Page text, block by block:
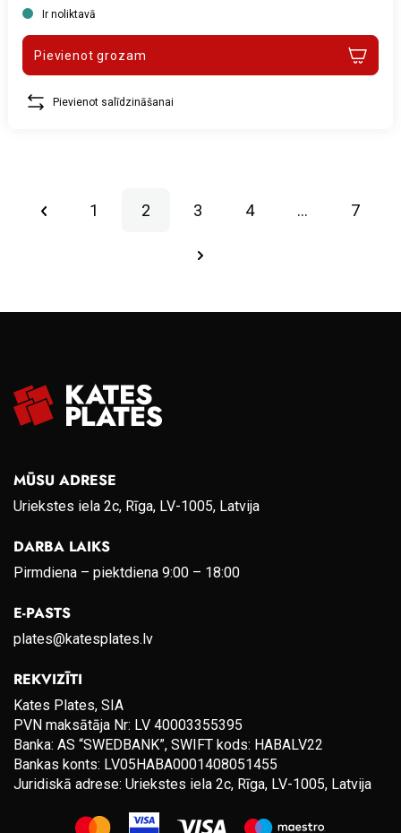
Ir noliktavā
Pievienot grozam
Pievienot salīdzināšanai
1 2 3 4 … 7
MŪSU ADRESE
Uriekstes iela 2c, Rīga, LV-1005, Latvija
DARBA LAIKS
Pirmdiena – piektdiena 9:00 – 18:00
E-PASTS
plates@katesplates.lv
REKVIZĪTI
Kates Plates, SIA
PVN maksātāja Nr: LV 40003355395
Banka: AS “SWEDBANK”, SWIFT kods: HABALV22
Bankas konts: LV05HABA0001408051455
Juridiskā adrese: Uriekstes iela 2c, Rīga, LV-1005, Latvija